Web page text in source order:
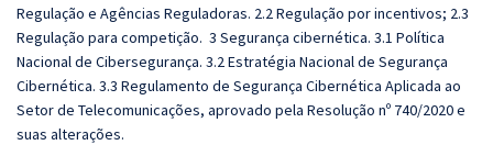
Regulação e Agências Reguladoras. 2.2 Regulação por incentivos; 2.3
Regulação para competição. 3 Segurança cibernética. 3.1 Política
Nacional de Cibersegurança. 3.2 Estratégia Nacional de Segurança
Cibernética. 3.3 Regulamento de Segurança Cibernética Aplicada ao
Setor de Telecomunicações, aprovado pela Resolução nº 740/2020 e
suas alterações.